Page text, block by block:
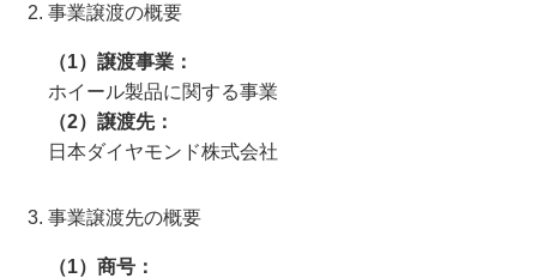
事業譲渡の概要
（1）譲渡事業
ホイール製品に関する事業
（2）譲渡先
日本ダイヤモンド株式会社
事業譲渡先の概要
（1）商号